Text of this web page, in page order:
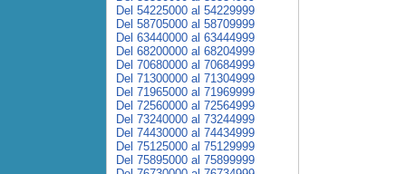
Del 54225000 al 54229999
Del 58705000 al 58709999
Del 63440000 al 63444999
Del 68200000 al 68204999
Del 70680000 al 70684999
Del 71300000 al 71304999
Del 71965000 al 71969999
Del 72560000 al 72564999
Del 73240000 al 73244999
Del 74430000 al 74434999
Del 75125000 al 75129999
Del 75895000 al 75899999